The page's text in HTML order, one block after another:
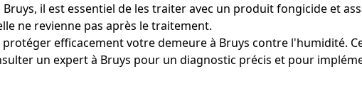
il est essentiel de les traiter avec un produit fongicide et
ne revienne pas après le traitement.
efficacement votre demeure à Bruys contre l'humidité.
un expert à Bruys pour un diagnostic précis et pour